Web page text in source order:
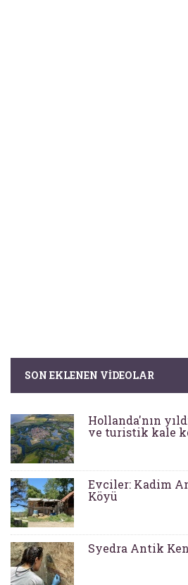
SON EKLENEN VIDEOLAR
Hollanda'nın
ve turistik kale
Evciler: Kadim
Köyü
Syedra Antik